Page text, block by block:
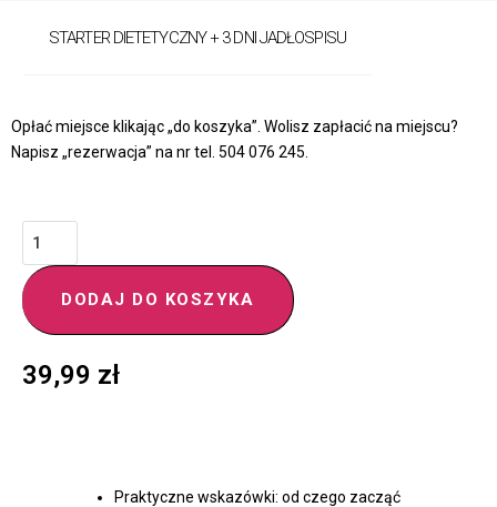
STARTER DIETETYCZNY + 3 DNI JADŁOSPISU
Opłać miejsce klikając „do koszyka”. Wolisz zapłacić na miejscu?
Napisz „rezerwacja” na nr tel. 504 076 245.
DODAJ DO KOSZYKA
39,99 zł
Praktyczne wskazówki: od czego zacząć